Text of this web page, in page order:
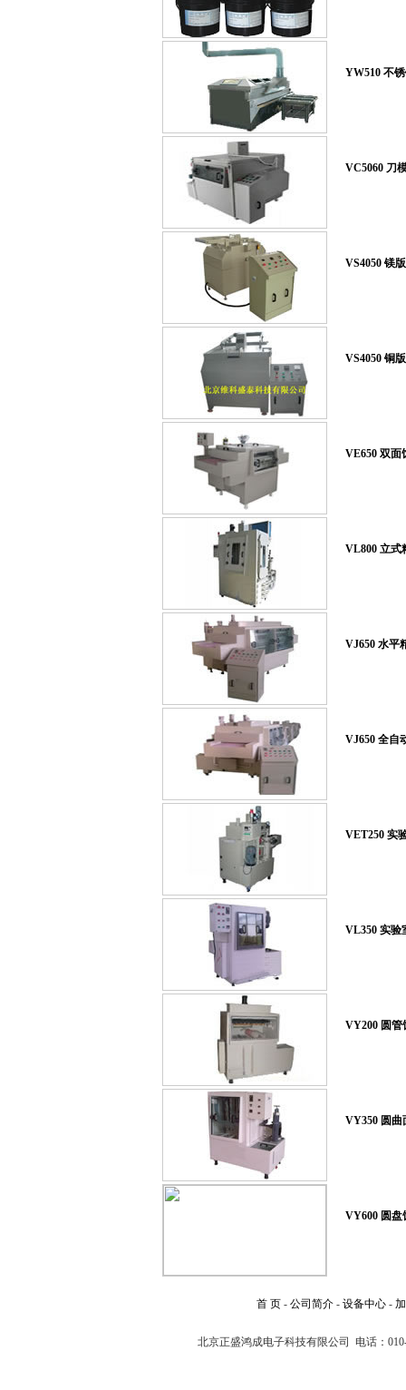
YW510 不
VC5060 刀
VS4050 镁
VS4050 铜
VE650 双面
VL800 立式
VJ650 水平
VJ650 全自
VET250 实
VL350 实验
VY200 圆管
VY350 圆曲
VY600 圆盘
首 页 -公司简介 -设备中心 -
北京正盛鸿成电子科技有限公司 电话：